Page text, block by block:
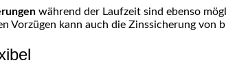
während der Laufzeit sind ebenso
Vorzügen kann auch die Zinssicherung von